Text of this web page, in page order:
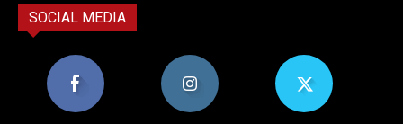
SOCIAL MEDIA